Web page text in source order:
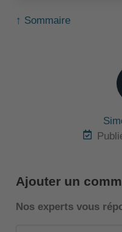
↑ Sommaire
Ajouter un
Nos experts vous